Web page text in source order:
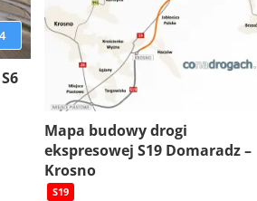
4
Mapa budowy drogi
ekspresowej S19 Domaradz –
Krosno
S19